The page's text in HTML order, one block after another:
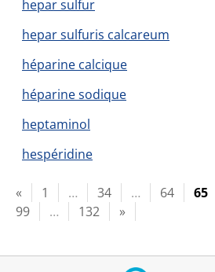
hepar sulfur
hepar sulfuris calcareum
héparine calcique
héparine sodique
heptaminol
hespéridine
« 1 … 34 … 64 65
99
… 132 »